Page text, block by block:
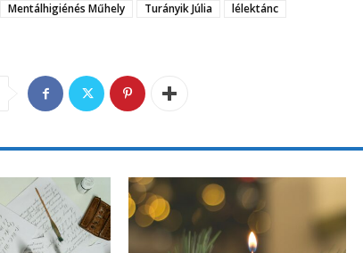
Mentálhigiénés Műhely Turányik Júlia lélektánc